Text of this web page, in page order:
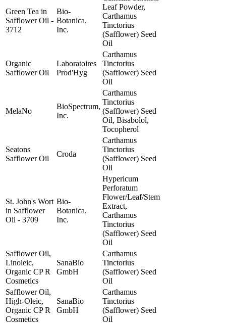
Green Tea in
Safflower Oil -
3712
Bio-
Botanica,
Inc.
Leaf Powder,
Carthamus
Tinctorius
(Safflower) Seed
Oil
Organic
Safflower Oil
Laboratoires
Prod'Hyg
Carthamus
Tinctorius
(Safflower) Seed
Oil
MelaNo
BioSpectrum,
Inc.
Carthamus
Tinctorius
(Safflower) Seed
Oil, Bisabolol,
Tocopherol
Seatons
Safflower Oil
Croda
Carthamus
Tinctorius
(Safflower) Seed
Oil
St. John's Wort
in Safflower
Oil - 3709
Bio-
Botanica,
Inc.
Hypericum
Perforatum
Flower/Leaf/Stem
Extract,
Carthamus
Tinctorius
(Safflower) Seed
Oil
Safflower Oil,
Linoleic,
Organic CP R
Cosmetics
SanaBio
GmbH
Carthamus
Tinctorius
(Safflower) Seed
Oil
Safflower Oil,
High-Oleic,
Organic CP R
Cosmetics
SanaBio
GmbH
Carthamus
Tinctorius
(Safflower) Seed
Oil